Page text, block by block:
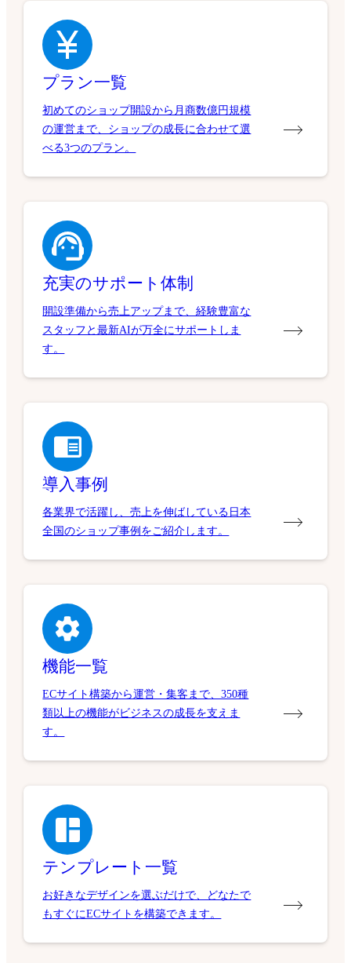
プラン一覧
初めてのショップ開設から月商数億円規模
の運営まで、ショップの成長に合わせて選
べる3つのプラン。
充実のサポート体制
開設準備から売上アップまで、経験豊富な
スタッフと最新AIが万全にサポートしま
す。
導入事例
各業界で活躍し、売上を伸ばしている日本
全国のショップ事例をご紹介します。
機能一覧
ECサイト構築から運営・集客まで、350種
類以上の機能がビジネスの成長を支えま
す。
テンプレート一覧
お好きなデザインを選ぶだけで、どなたで
もすぐにECサイトを構築できます。